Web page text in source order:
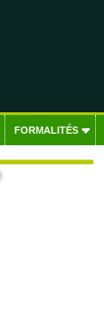
FORMALITÉS